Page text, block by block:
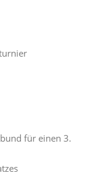
für einen 3.